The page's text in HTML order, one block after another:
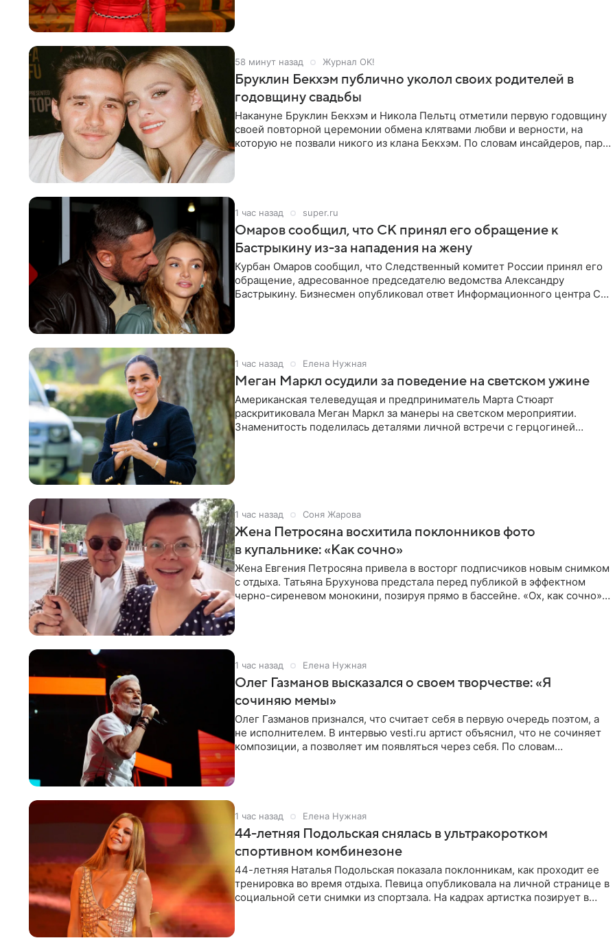
58 минут назад Журнал OK!
Бруклин Бекхэм публично уколол своих родителей в
годовщину свадьбы
Накануне Бруклин Бекхэм и Никола Пельтц отметили первую годовщину
своей повторной церемонии обмена клятвами любви и верности, на
которую не позвали никого из клана Бекхэм. По словам инсайдеров, пара
1 час назад super.ru
Омаров сообщил, что СК принял его обращение к
Бастрыкину из-за нападения на жену
Курбан Омаров сообщил, что Следственный комитет России принял его
обращение, адресованное председателю ведомства Александру
Бастрыкину. Бизнесмен опубликовал ответ Информационного центра СК
1 час назад Елена Нужная
Меган Маркл осудили за поведение на светском ужине
Американская телеведущая и предприниматель Марта Стюарт
раскритиковала Меган Маркл за манеры на светском мероприятии.
Знаменитость поделилась деталями личной встречи с герцогиней
1 час назад Соня Жарова
Жена Петросяна восхитила поклонников фото
в купальнике: «Как сочно»
Жена Евгения Петросяна привела в восторг подписчиков новым снимком
с отдыха. Татьяна Брухунова предстала перед публикой в эффектном
черно-сиреневом монокини, позируя прямо в бассейне. «Ох, как сочно»,
1 час назад Елена Нужная
Олег Газманов высказался о своем творчестве: «Я
сочиняю мемы»
Олег Газманов признался, что считает себя в первую очередь поэтом, а
не исполнителем. В интервью vesti.ru артист объяснил, что не сочиняет
композиции, а позволяет им появляться через себя. По словам
1 час назад Елена Нужная
44-летняя Подольская снялась в ультракоротком
спортивном комбинезоне
44-летняя Наталья Подольская показала поклонникам, как проходит ее
тренировка во время отдыха. Певица опубликовала на личной странице в
социальной сети снимки из спортзала. На кадрах артистка позирует в